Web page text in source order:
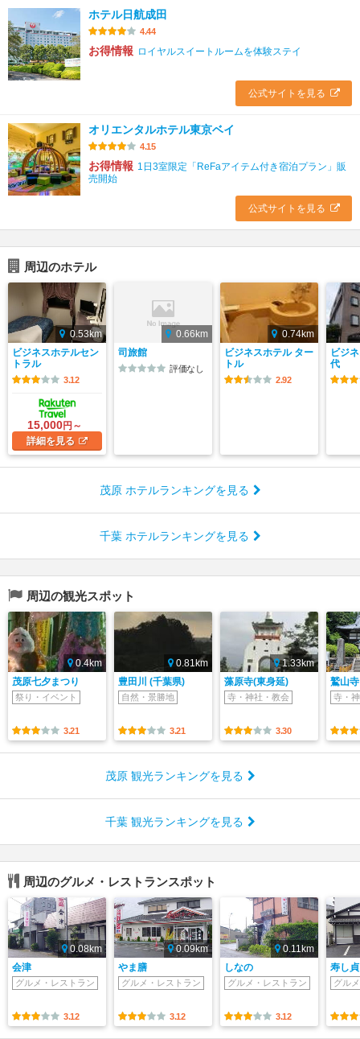
ホテル日航成田
4.44
お得情報 ロイヤルスイートルームを体験ステイ
公式サイトを見る
オリエンタルホテル東京ベイ
4.15
お得情報 1日3室限定「ReFaアイテム付き宿泊プラン」販
売開始
公式サイトを見る
周辺のホテル
0.53km
ビジネスホテルセン
トラル
3.12
15,000円～
詳細を見る
0.66km
司旅館
評価なし
0.74km
ビジネスホテル ター
トル
2.92
ビジ
代
茂原 ホテルランキングを見る
千葉 ホテルランキングを見る
周辺の観光スポット
0.4km
茂原七夕まつり
祭り・イベント
3.21
0.81km
豊田川 (千葉県)
自然・景勝地
3.21
1.33km
藻原寺(東身延)
寺・神社・教会
3.30
鷲山寺
寺・
茂原 観光ランキングを見る
千葉 観光ランキングを見る
周辺のグルメ・レストランスポット
0.08km
会津
グルメ・レストラン
3.12
0.09km
やま膳
グルメ・レストラン
3.12
0.11km
しなの
グルメ・レストラン
3.12
寿し貞
グル